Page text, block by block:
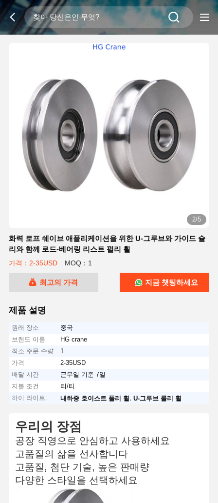
2/5
화력 로프 쉐이브 애플리케이션을 위한 U-그루브와 가이드 슐
리와 함께 로드-베어링 리스트 펄리 휠
가격：2-35USD MOQ：1
최고의 가격 지금 챗팅하세요
제품 설명
원래 장소
중국
브랜드 이름
HG crane
최소 주문 수량
1
가격
2-35USD
배달 시간
근무일 기준 7일
지불 조건
티/티
하이 라이트:
내하중 호이스트 풀리 휠 ,U-그루브 롤리 휠
우리의 장점
공장 직영으로 안심하고 사용하세요
고품질의 삶을 선사합니다
고품질, 첨단 기술, 높은 판매량
다양한 스타일을 선택하세요